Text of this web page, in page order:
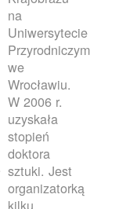
na
Uniwersytecie
Przyrodniczym
we
Wrocławiu.
W 2006 r.
uzyskała
stopień
doktora
sztuki. Jest
organizatorką
kilku